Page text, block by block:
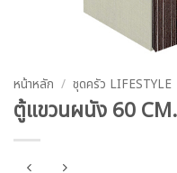
หน้าหลัก / ชุดครัว LIFESTYLE
ตู้แขวนผนัง 60